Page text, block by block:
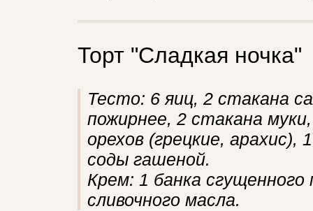
Торт "Сладкая ночка"
Тесто: 6 яиц, 2 стакана
пожирнее, 2 стакана
орехов (грецкие, арахис),
соды гашеной.
Крем: 1 банка сгущенного
сливочного масла.